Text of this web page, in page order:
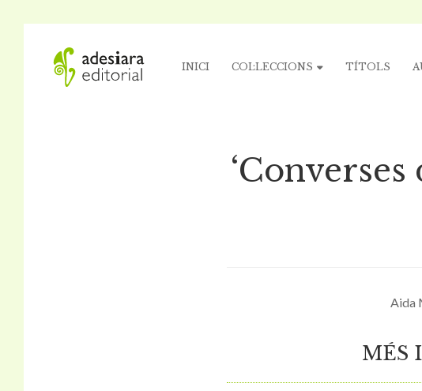
INICI COL·LECCIONS TÍTOLS
Aida
MÉS